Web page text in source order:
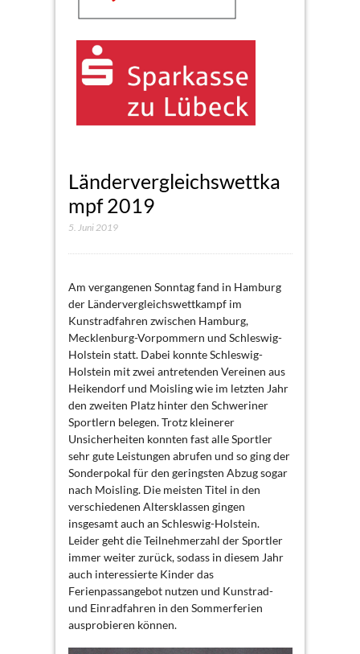
Ländervergleichswettka
mpf 2019
5. Juni 2019
Am vergangenen Sonntag fand in Hamburg
der Ländervergleichswettkampf im
Kunstradfahren zwischen Hamburg,
Mecklenburg-Vorpommern und Schleswig-
Holstein statt. Dabei konnte Schleswig-
Holstein mit zwei antretenden Vereinen aus
Heikendorf und Moisling wie im letzten Jahr
den zweiten Platz hinter den Schweriner
Sportlern belegen. Trotz kleinerer
Unsicherheiten konnten fast alle Sportler
sehr gute Leistungen abrufen und so ging der
Sonderpokal für den geringsten Abzug sogar
nach Moisling. Die meisten Titel in den
verschiedenen Altersklassen gingen
insgesamt auch an Schleswig-Holstein.
Leider geht die Teilnehmerzahl der Sportler
immer weiter zurück, sodass in diesem Jahr
auch interessierte Kinder das
Ferienpassangebot nutzen und Kunstrad-
und Einradfahren in den Sommerferien
ausprobieren können.